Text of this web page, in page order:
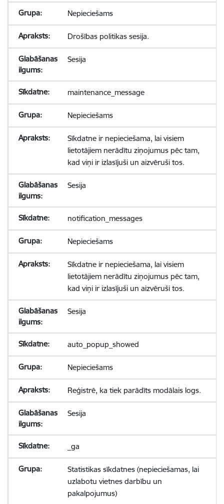
Nepieciešams
Drošības politikas sesija.
Sesija
maintenance_message
Nepieciešams
Sīkdatne ir nepieciešama, lai visiem
lietotājiem nerādītu ziņojumus pēc tam,
kad viņi ir izlasījuši un aizvēruši tos.
Sesija
notification_messages
Nepieciešams
Sīkdatne ir nepieciešama, lai visiem
lietotājiem nerādītu ziņojumus pēc tam,
kad viņi ir izlasījuši un aizvēruši tos.
Sesija
auto_popup_showed
Nepieciešams
Reģistrē, ka tiek parādīts modālais logs.
Sesija
_ga
Statistikas sīkdatnes (nepieciešamas, lai
uzlabotu vietnes darbību un
pakalpojumus)